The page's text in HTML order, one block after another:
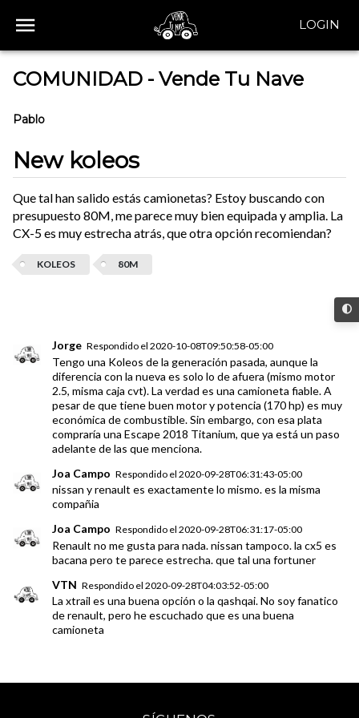
LOGIN
COMUNIDAD - Vende Tu Nave
Pablo
New koleos
Que tal han salido estás camionetas? Estoy buscando con
presupuesto 80M, me parece muy bien equipada y amplia. La
CX-5 es muy estrecha atrás, que otra opción recomiendan?
KOLEOS 80M
Jorge Respondido el2020-10-08T09:50:58-05:00
Tengo una Koleos de la generación pasada, aunque la
diferencia con la nueva es solo lo de afuera (mismo motor
2.5, misma caja cvt). La verdad es una camioneta fiable. A
pesar de que tiene buen motor y potencia (170 hp) es muy
económica de combustible. Sin embargo, con esa plata
compraría una Escape 2018 Titanium, que ya está un paso
adelante de las que menciona.
Joa Campo Respondido el2020-09-28T06:31:43-05:00
nissan y renault es exactamente lo mismo. es la misma
compañia
Joa Campo Respondido el2020-09-28T06:31:17-05:00
Renault no me gusta para nada. nissan tampoco. la cx5 es
bacana pero te parece estrecha. que tal una fortuner
VTN Respondido el2020-09-28T04:03:52-05:00
La xtrail es una buena opción o la qashqai. No soy fanatico
de renault, pero he escuchado que es una buena
camioneta